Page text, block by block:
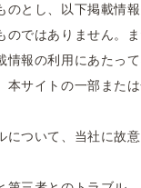
のとし、以下掲載情
ではありません。
報の利用にあたっ
サイトの一部また
ついて、当社に故